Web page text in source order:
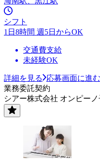
シフト
1日8時間 週5日からOK
交通費支給
未経験OK
詳細を見る
応募画面に進む
業務委託契約
シアー株式会社 オンピー